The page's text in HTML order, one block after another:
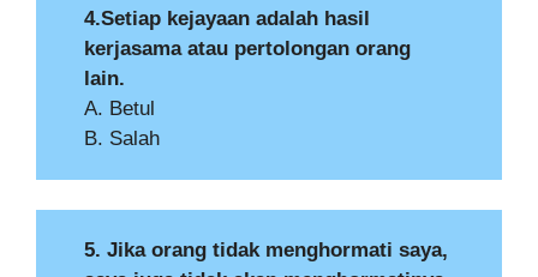
4.Setiap kejayaan adalah hasil
kerjasama atau pertolongan orang
lain.
A. Betul
B. Salah
5. Jika orang tidak menghormati saya,